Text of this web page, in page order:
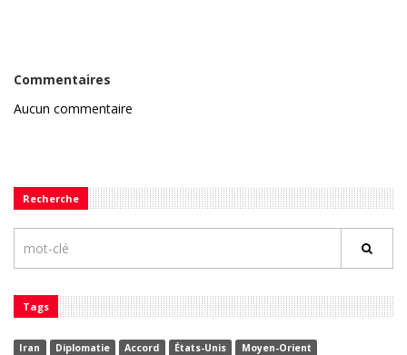
Commentaires
Aucun commentaire
Recherche
Tags
Iran Diplomatie Accord États-Unis Moyen-Orient